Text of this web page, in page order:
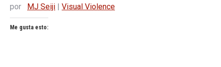
por MJ Seiji | Visual Violence
Me gusta esto: